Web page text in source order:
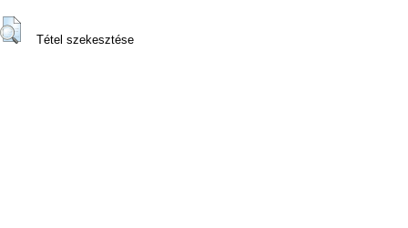
Tétel szekesztése